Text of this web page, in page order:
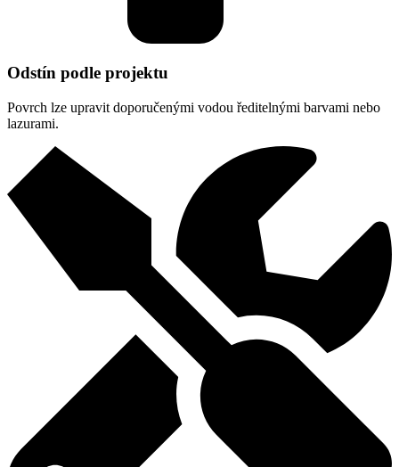
Odstín podle projektu
Povrch lze upravit doporučenými vodou ředitelnými barvami nebo
lazurami.